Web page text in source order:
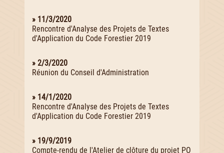
» 11/3/2020
Rencontre d'Analyse des Projets de Textes
d'Application du Code Forestier 2019
» 2/3/2020
Réunion du Conseil d'Administration
» 14/1/2020
Rencontre d'Analyse des Projets de Textes
d'Application du Code Forestier 2019
» 19/9/2019
Compte-rendu de l'Atelier de clôture du projet PO